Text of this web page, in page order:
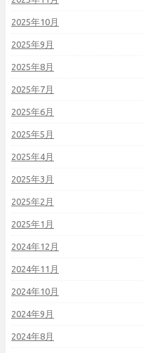
2025年10月
2025年9月
2025年8月
2025年7月
2025年6月
2025年5月
2025年4月
2025年3月
2025年2月
2025年1月
2024年12月
2024年11月
2024年10月
2024年9月
2024年8月